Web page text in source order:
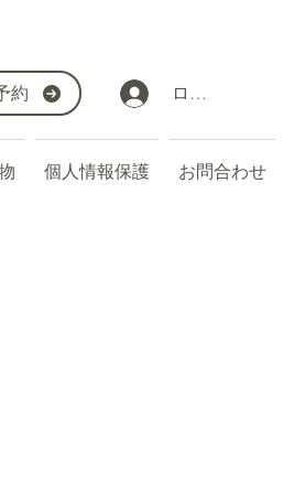
約 ログイン
個人情報保護 お問合わせ